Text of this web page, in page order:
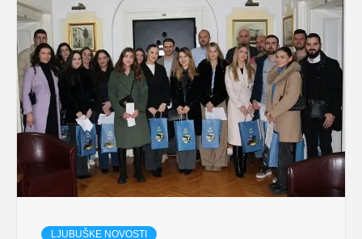
LJUBUŠKE NOVOSTI